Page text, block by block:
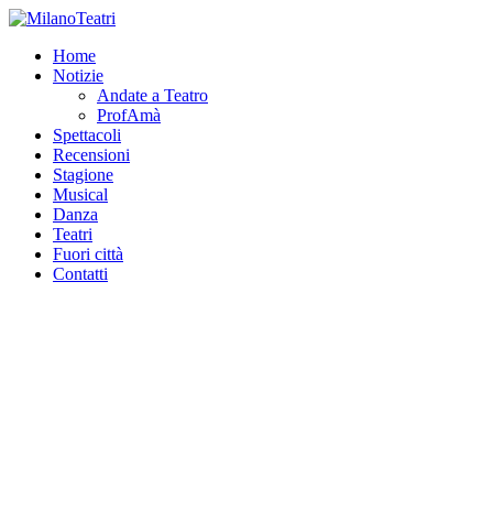
Home
Notizie
Andate a Teatro
ProfAmà
Spettacoli
Recensioni
Stagione
Musical
Danza
Teatri
Fuori città
Contatti